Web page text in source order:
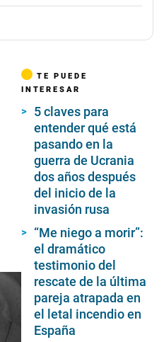
TE PUEDE
INTERESAR
5 claves para
entender qué está
pasando en la
guerra de Ucrania
dos años después
del inicio de la
invasión rusa
“Me niego a morir”:
el dramático
testimonio del
rescate de la última
pareja atrapada en
el letal incendio en
España